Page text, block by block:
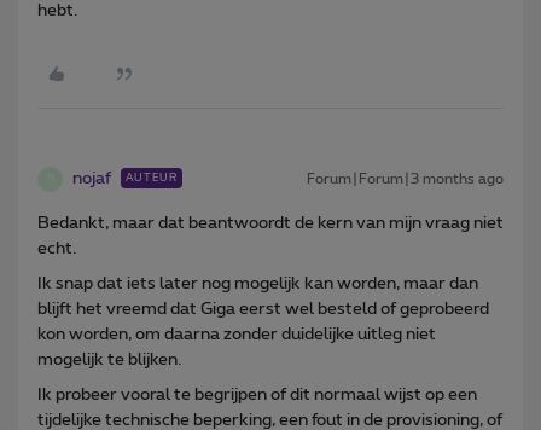
hebt.
nojaf AUTEUR Forum|Forum|3 months ago
Bedankt, maar dat beantwoordt de kern van mijn vraag niet
echt.
Ik snap dat iets later nog mogelijk kan worden, maar dan
blijft het vreemd dat Giga eerst wel besteld of geprobeerd
kon worden, om daarna zonder duidelijke uitleg niet
mogelijk te blijken.
Ik probeer vooral te begrijpen of dit normaal wijst op een
tijdelijke technische beperking, een fout in de provisioning, of